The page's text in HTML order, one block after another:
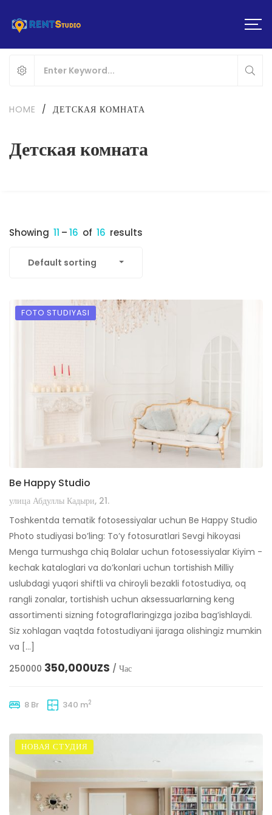
Детская комната
HOME / ДЕТСКАЯ КОМНАТА
Showing 11 –16 of 16 results
Default sorting
FOTO STUDIYASI
Be Happy Studio
улица Абдуллы Кадыри, 21.
Toshkentda tematik fotosessiyalar uchun Be Happy Studio
Photo studiyasi bo’ling: To’y fotosuratlari Sevgi hikoyasi
Menga turmushga chiq Bolalar uchun fotosessiyalar Kiyim -
kechak kataloglari va do’konlari uchun tortishish Milliy
uslubdagi yuqori shiftli va chiroyli bezakli fotostudiya, oq
rangli zonalar, tortishish uchun aksessuarlarning keng
assortimenti sizning fotograflaringizga joziba bag’ishlaydi.
Siz xohlagan vaqtda fotostudiyani ijaraga olishingiz mumkin
va […]
250000 350,000UZS / Час
8 Br 340 m2
НОВАЯ СТУДИЯ